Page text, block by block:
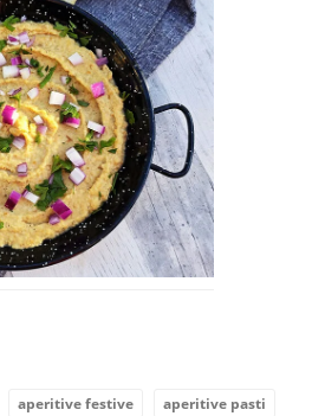
aperitive festive
aperitive pasti